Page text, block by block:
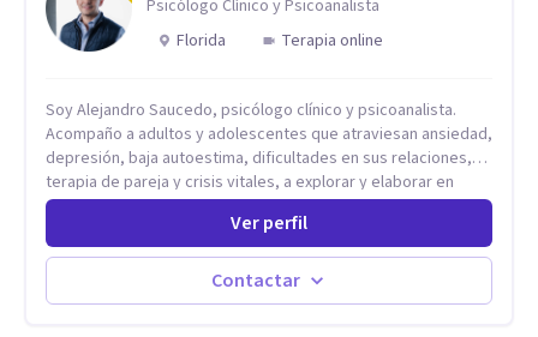
Psicólogo Clínico y Psicoanalista
Florida
Terapia online
Soy Alejandro Saucedo, psicólogo clínico y psicoanalista.
Acompaño a adultos y adolescentes que atraviesan ansiedad,
depresión, baja autoestima, dificultades en sus relaciones,
terapia de pareja y crisis vitales, a explorar y elaborar en
profundidad los conflictos internos que generan malestar en
autoconocimiento y análisis, es posible acceder a las
historias personales, elaborar las experiencias del pasado y
resignificarlas, liberando su influencia para construir un futuro
Ver perfil
Contactar